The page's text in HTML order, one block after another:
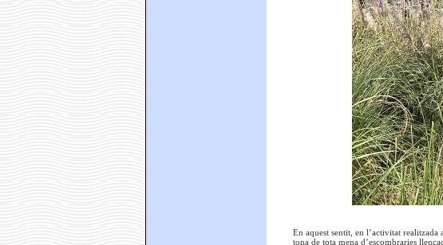
En aquest sentit, en l’activitat
tona de tota mena d’escombraries